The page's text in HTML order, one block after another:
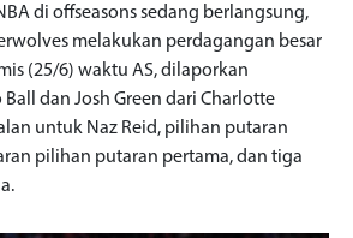
di offseasons sedang berlangsung,
melakukan perdagangan besar
(25/6) waktu AS, dilaporkan
dan Josh Green dari Charlotte
untuk Naz Reid, pilihan putaran
pilihan putaran pertama, dan tiga